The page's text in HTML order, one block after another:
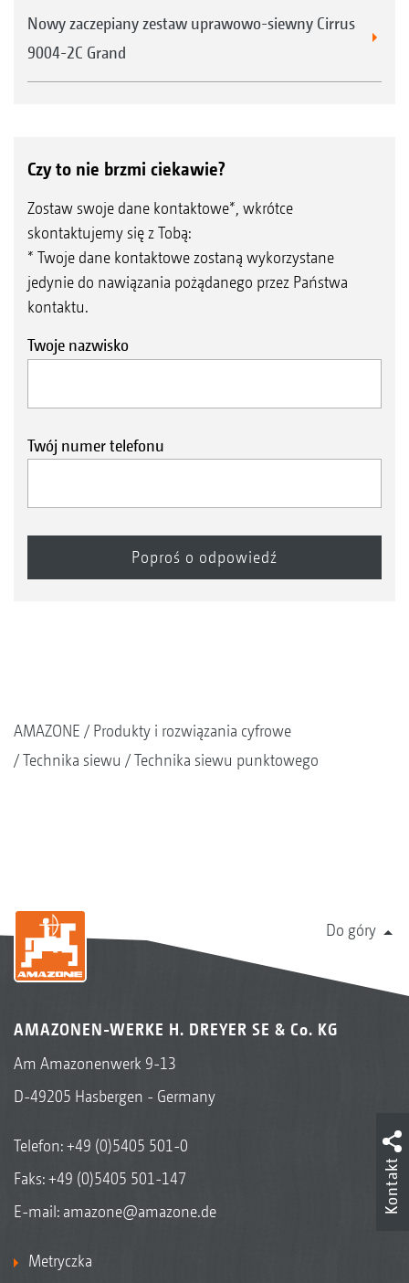
Nowy zaczepiany zestaw uprawowo-siewny Cirrus
9004-2C Grand
Czy to nie brzmi ciekawie?
Zostaw swoje dane kontaktowe*, wkrótce
skontaktujemy się z Tobą:
* Twoje dane kontaktowe zostaną wykorzystane
jedynie do nawiązania pożądanego przez Państwa
kontaktu.
Twoje nazwisko
Twój numer telefonu
AMAZONE
Produkty i rozwiązania cyfrowe
Technika siewu
Technika siewu punktowego
Do góry
AMAZONEN-WERKE H. DREYER SE & Co. KG
Am Amazonenwerk 9-13
D-49205 Hasbergen - Germany
Telefon:+49 (0)5405 501-0
Faks: +49 (0)5405 501-147
E-mail: amazone@amazone.de
Metryczka
Kontakt